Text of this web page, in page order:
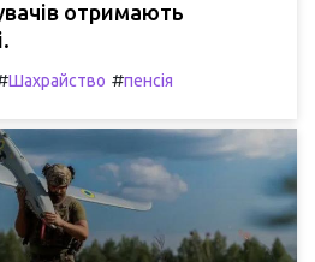
отримають
Шахрайство #пенсія